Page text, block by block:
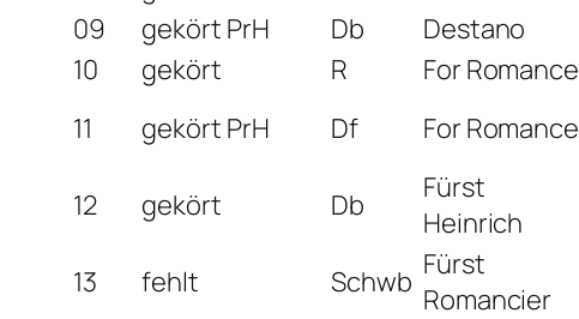
09
gekört PrH Db Destano
10
gekört R For Romance
11
gekört PrH Df For Romance
12 gekört Db
Fürst
Heinrich
13 fehlt Schwb Fürst
Romancier